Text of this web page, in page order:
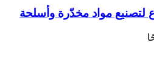
مواد مخدّرة وأسلحة